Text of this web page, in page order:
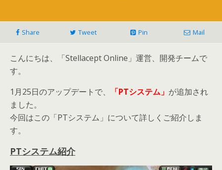
Share Tweet Pin Mail
こんにちは、「Stellacept Online」運営、開発チームで
す。
1月25日のアップデートで、
「PTシステム」 が追加され
ました。
今回はこの「PTシステム」について詳しくご紹介しま
す。
PTシステム紹介